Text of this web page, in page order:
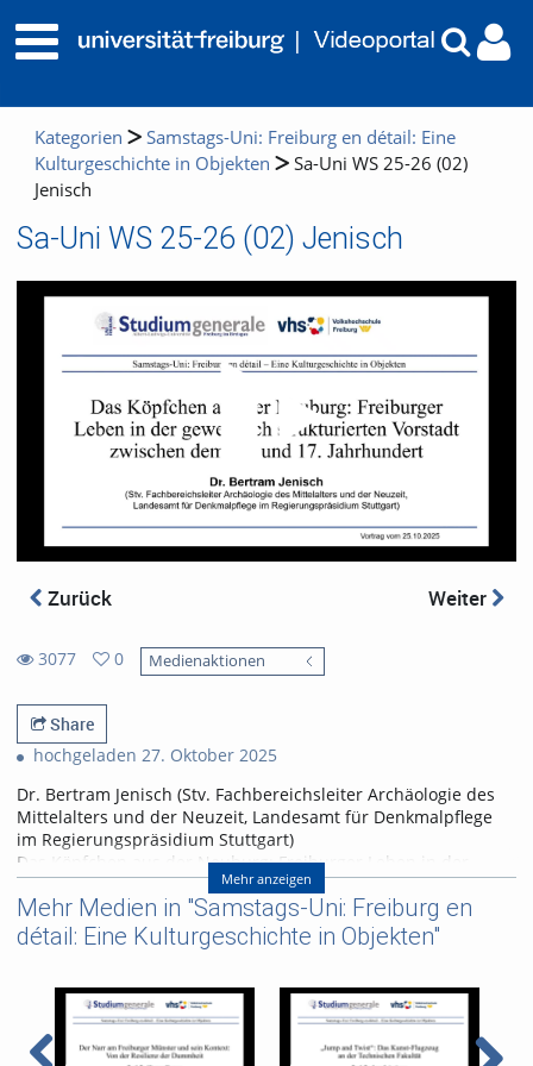
Kategorien
Samstags-Uni: Freiburg en détail: Eine
Kulturgeschichte in Objekten
Sa-Uni WS 25-26 (02)
Jenisch
Sa-Uni WS 25-26 (02) Jenisch
Zurück Weiter
3077
views
0
favorites
Medienaktionen
Share
hochgeladen 27. Oktober 2025
Dr. Bertram Jenisch (Stv. Fachbereichsleiter Archäologie des
Mittelalters und der Neuzeit, Landesamt für Denkmalpflege
im Regierungspräsidium Stuttgart)
Das Köpfchen aus der Neuburg: Freiburger Leben in der
gewerblich strukturierten Vorstadt zwischen dem 13. und 17.
Jahrhundert
Bei den Rettungsgrabungen an der Albertstraße/ Ecke
Einzelstück das Fragment einer Tonfigur gefunden. Der Kopf
eines Mannes ist mit einer Gugelhaube bedeckt. Offenbar ist
hier ein einfacher Handwerker dargestellt, wie sie in der
ehemaligen Neuburg wohnten. Das 4000 m² große
Mehr anzeigen
Mehr Medien in "Samstags-Uni: Freiburg en
détail: Eine Kulturgeschichte in Objekten"